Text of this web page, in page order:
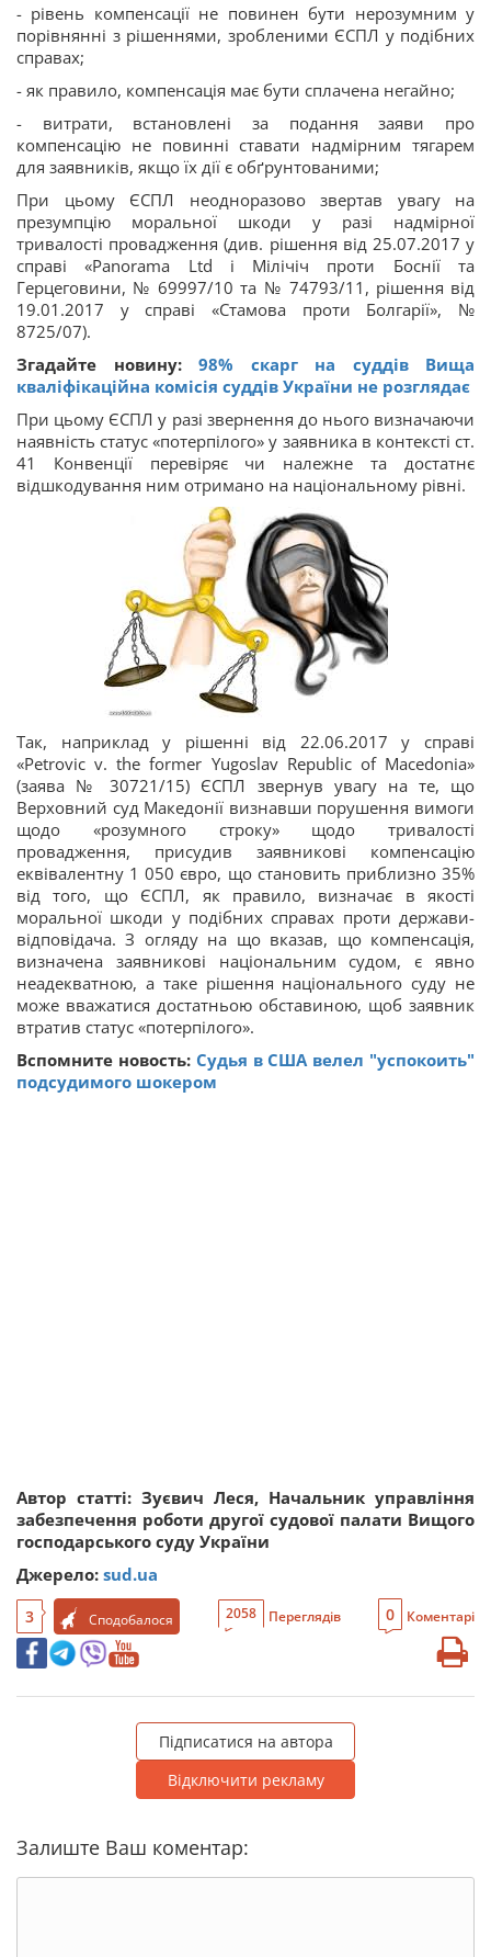
- рівень компенсації не повинен бути нерозумним у
порівнянні з рішеннями, зробленими ЄСПЛ у подібних
справах;
- як правило, компенсація має бути сплачена негайно;
- витрати, встановлені за подання заяви про
компенсацію не повинні ставати надмірним тягарем
для заявників, якщо їх дії є обґрунтованими;
При цьому ЄСПЛ неодноразово звертав увагу на
презумпцію моральної шкоди у разі надмірної
тривалості провадження (див. рішення від 25.07.2017 у
справі «Panorama Ltd і Мілічіч проти Боснії та
Герцеговини, № 69997/10 та № 74793/11, рішення від
19.01.2017 у справі «Стамова проти Болгарії», №
8725/07).
Згадайте новину: 98% скарг на суддів Вища
кваліфікаційна комісія суддів України не розглядає
При цьому ЄСПЛ у разі звернення до нього визначаючи
наявність статус «потерпілого» у заявника в контексті ст.
41 Конвенції перевіряє чи належне та достатнє
відшкодування ним отримано на національному рівні.
Так, наприклад у рішенні від 22.06.2017 у справі
«Petrovic v. the former Yugoslav Republic of Macedonia»
(заява № 30721/15) ЄСПЛ звернув увагу на те, що
Верховний суд Македонії визнавши порушення вимоги
щодо «розумного строку» щодо тривалості
провадження, присудив заявникові компенсацію
еквівалентну 1 050 євро, що становить приблизно 35%
від того, що ЄСПЛ, як правило, визначає в якості
моральної шкоди у подібних справах проти держави-
відповідача. З огляду на що вказав, що компенсація,
визначена заявникові національним судом, є явно
неадекватною, а таке рішення національного суду не
може вважатися достатньою обставиною, щоб заявник
втратив статус «потерпілого».
Вспомните новость: Судья в США велел "успокоить"
подсудимого шокером
Автор статті: Зуєвич Леся, Начальник управління
забезпечення роботи другої судової палати Вищого
господарського суду України
Джерело: sud.ua
3 Сподобалося 2058 Переглядів 0 Коментарі
Підписатися на автора
Відключити рекламу
Залиште Ваш коментар: